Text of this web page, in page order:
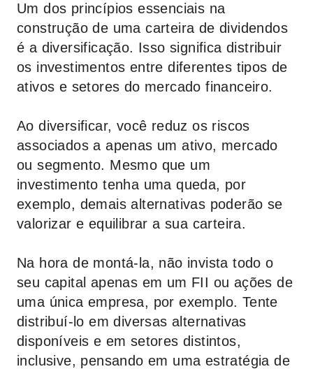
Um dos princípios essenciais na
construção de uma carteira de dividendos
é a diversificação. Isso significa distribuir
os investimentos entre diferentes tipos de
ativos e setores do mercado financeiro.
Ao diversificar, você reduz os riscos
associados a apenas um ativo, mercado
ou segmento. Mesmo que um
investimento tenha uma queda, por
exemplo, demais alternativas poderão se
valorizar e equilibrar a sua carteira.
Na hora de montá-la, não invista todo o
seu capital apenas em um FII ou ações de
uma única empresa, por exemplo. Tente
distribuí-lo em diversas alternativas
disponíveis e em setores distintos,
inclusive, pensando em uma estratégia de